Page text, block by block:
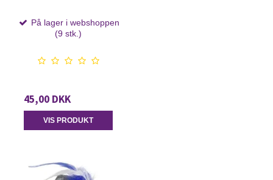
På lager i webshoppen
(9 stk.)
45,00 DKK
VIS PRODUKT